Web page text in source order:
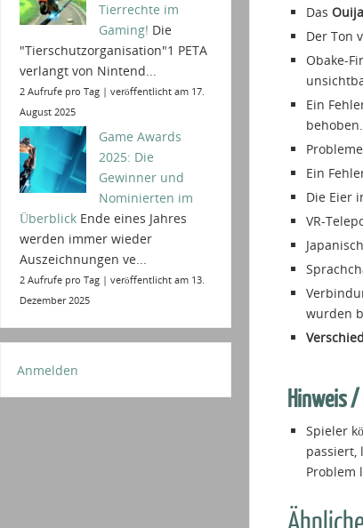
Das
Der Ton
Obake-
Ein
behoben.
Ein
Die Eier
VR-
wurden
Hinweis
Spieler
passiert,
Problem
Tierrechte im
Gaming! Die
"Tierschutzorganisation"1 PETA
verlangt von Nintend...
2 Aufrufe pro Tag |veröffentlicht am 17.
August 2025
Game Awards
2025: Die
Gewinner und
Nominierten im
Überblick Ende eines Jahres
werden immer wieder
Auszeichnungen ve...
2 Aufrufe pro Tag |veröffentlicht am 13.
Dezember 2025
Anmelden